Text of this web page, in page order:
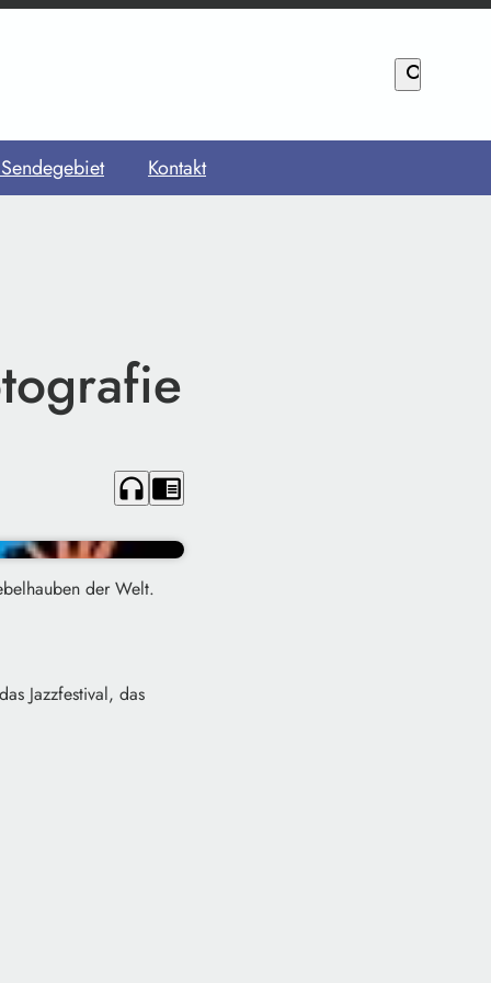
search
Kontakt
headphones chrome_reader_mode
der Welt.
Jazzfestival, das